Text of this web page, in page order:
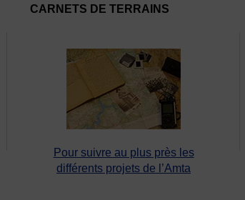
CARNETS DE TERRAINS
Pour suivre au plus près les
différents projets de l’Amta